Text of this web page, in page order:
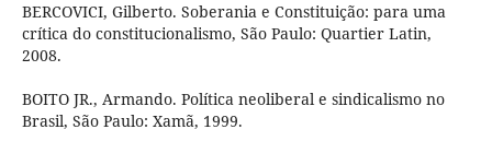
BERCOVICI, Gilberto. Soberania e Constituição: para uma
crítica do constitucionalismo, São Paulo: Quartier Latin,
2008.
BOITO JR., Armando. Política neoliberal e sindicalismo no
Brasil, São Paulo: Xamã, 1999.